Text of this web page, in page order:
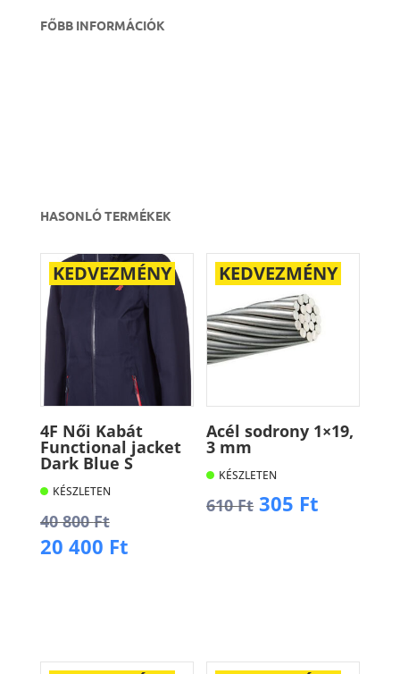
FŐBB INFORMÁCIÓK
HASONLÓ TERMÉKEK
KEDVEZMÉNY
4F Női Kabát
Functional jacket
Dark Blue S
KÉSZLETEN
40 800FtOriginal
price
20 400 FtCurrent
KEDVEZMÉNY
Acél sodrony 1×19,
3 mm
KÉSZLETEN
610Ft Original
305 Ft